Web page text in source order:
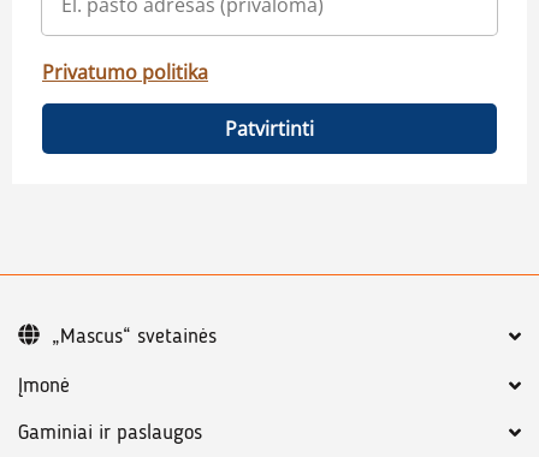
Privatumo politika
Patvirtinti
Įmonė
Gaminiai ir paslaugos
„Mascus“ svetainės